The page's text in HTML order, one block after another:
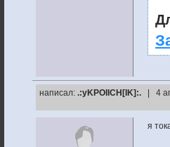
написал: .:yKPOIICH[IK]:. | 4
я